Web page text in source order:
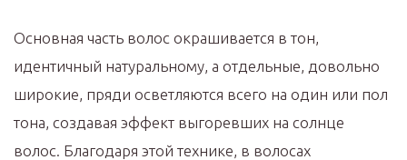
Основная часть волос окрашивается в тон,
идентичный натуральному, а отдельные, довольно
широкие, пряди осветляются всего на один или пол
тона, создавая эффект выгоревших на солнце
волос. Благодаря этой технике, в волосах